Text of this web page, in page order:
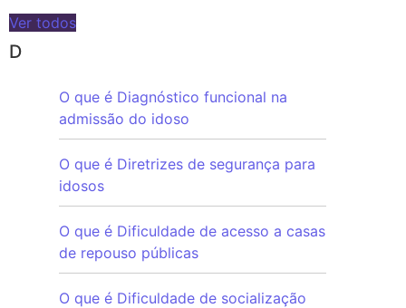
Ver todos
D
O que é Diagnóstico funcional na
admissão do idoso
O que é Diretrizes de segurança para
idosos
O que é Dificuldade de acesso a casas
de repouso públicas
O que é Dificuldade de socialização